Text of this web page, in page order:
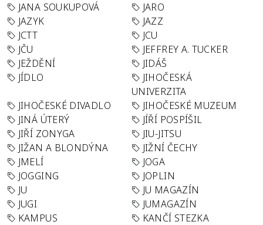
JANA SOUKUPOVÁ
JARO
JAZYK
JAZZ
JCTT
JCU
JČU
JEFFREY A. TUCKER
JEŽDĚNÍ
JIDÁŠ
JÍDLO
JIHOČESKÁ
UNIVERZITA
JIHOČESKÉ DIVADLO
JIHOČESKÉ MUZEUM
JINÁ ÚTERÝ
JÍŘÍ POSPÍŠIL
JIŘÍ ZONYGA
JIU-JITSU
JIŽAN A BLONDÝNA
JIŽNÍ ČECHY
JMELÍ
JOGA
JOGGING
JOPLIN
JU
JU MAGAZÍN
JUGI
JUMAGAZÍN
KAMPUS
KANČÍ STEZKA